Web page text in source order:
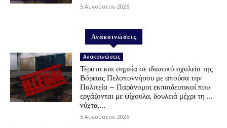
5 Αυγούστου 2026
Ανακοινώσεις
Ανακοινώσεις
Τέρατα και σημεία σε ιδιωτικό σχολείο της
Βόρειας Πελοποννήσου με απούσα την
Πολιτεία – Παράνομοι εκπαιδευτικοί που
εργάζονται με ψίχουλα, δουλειά μέχρι τη …
νύχτα,...
5 Αυγούστου 2026